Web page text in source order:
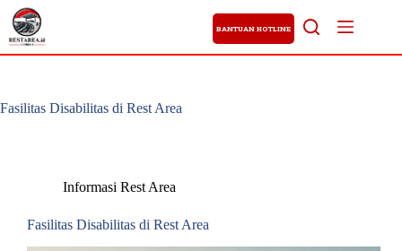
BANTUAN HOTLINE
Fasilitas Disabilitas di Rest Area
Informasi Rest Area
Fasilitas Disabilitas di Rest Area